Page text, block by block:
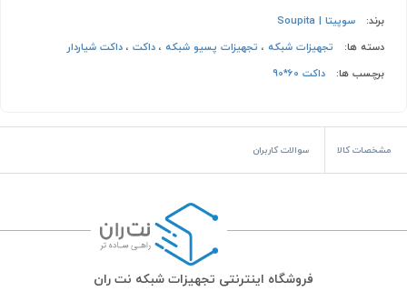
برند:
سوپیتا | Soupita
دسته ها:
تجهیزات شبکه ، تجهیزات پسیو شبکه ، داکت ، داکت شیاردار
برچسب ها:
داکت 60*90
مشخصات کالا سوالات کاربران
فروشگاه اینترنتی تجهیزات شبکه نت ران